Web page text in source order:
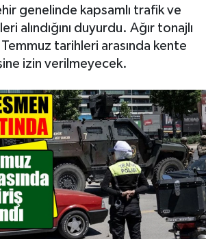
genelinde kapsamlı trafik ve
alındığını duyurdu. Ağır tonajlı
tarihleri arasında kente
izin verilmeyecek.